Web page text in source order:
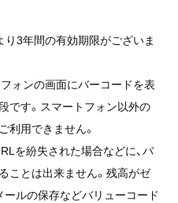
り3年間の有効期限がございま
フォンの画面にバーコードを表
です。スマートフォン以外の
利用できません。
を紛失された場合などに、バ
ことは出来ません。残高がゼ
ールの保存などバリューコード